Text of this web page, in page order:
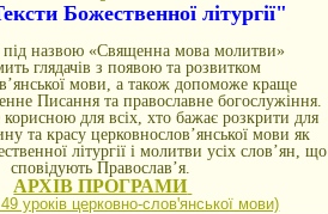
Божественної літургії"
під назвою «Священна мова молитви»
глядачів з появою та розвитком
мови, а також допоможе краще
Писання та православне богослужіння.
для всіх, хто бажає розкрити для
та красу церковнослов’янської мови як
літургії і молитви усіх слов’ян, що
сповідують Православ’я.
АРХІВ ПРОГРАМИ
уроків церковно-словꞌянської мови)